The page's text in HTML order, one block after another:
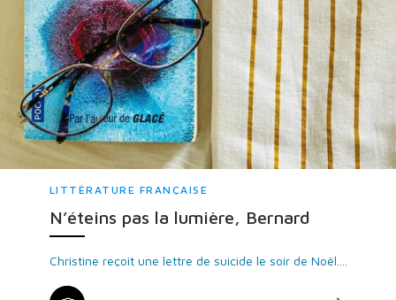
LITTÉRATURE FRANÇAISE
N’éteins pas la lumière, Bernard
Christine reçoit une lettre de suicide le soir de Noël....